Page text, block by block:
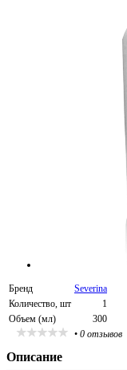
Бренд
Severina
Количество, шт
1
Объем (мл)
300
• 0 отзывов
Описание